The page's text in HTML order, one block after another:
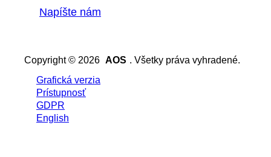
Napíšte nám
Copyright © 2026 AOS . Všetky práva vyhradené.
Grafická verzia
Prístupnosť
GDPR
English